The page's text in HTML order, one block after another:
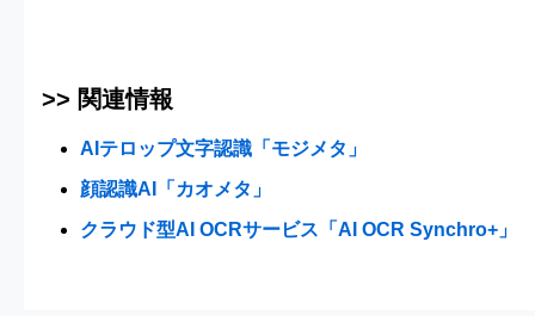
>> 関連情報
AIテロップ文字認識「モジメタ」
顔認識AI「カオメタ」
クラウド型AI OCRサービス「AI OCR Synchro+」